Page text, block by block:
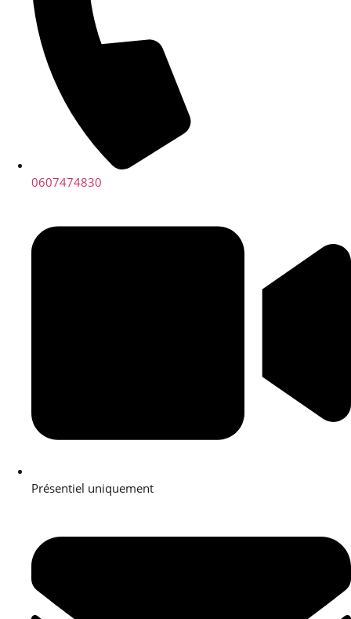
0607474830
Présentiel uniquement